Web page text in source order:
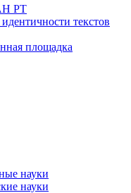
РТ
текстов
площадка
науки
науки